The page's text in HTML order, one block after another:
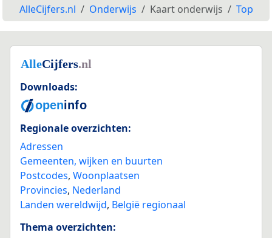
AlleCijfers.nl Onderwijs Kaart onderwijs Top
Downloads:
Regionale overzichten:
Adressen
Gemeenten, wijken en buurten
Postcodes, Woonplaatsen
Provincies, Nederland
Landen wereldwijd, België regionaal
Thema overzichten: